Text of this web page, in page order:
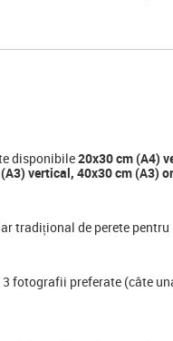
disponibile20x30 cm (A4)
vertical, 40x30 cm (A3)
tradițional de perete pentru
fotografii preferate (câte